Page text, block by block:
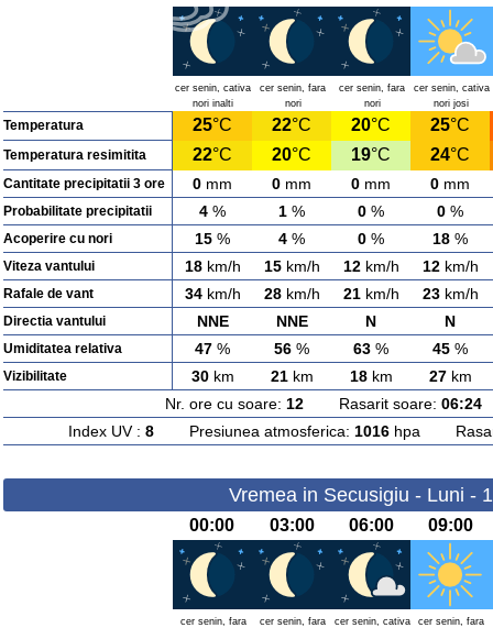
cer senin, cativa
nori inalti
cer senin, fara
nori
cer senin, fara
nori
cer senin, cativa
nori josi
Temperatura 25°C 22°C 20°C 25°C
Temperatura resimitita 22°C 20°C 19°C 24°C
Cantitate precipitatii 3 ore 0 mm 0 mm 0 mm 0 mm
Probabilitate precipitatii 4 % 1 % 0 % 0 %
Acoperire cu nori 15 % 4 % 0 % 18 %
Viteza vantului 18km/h 15km/h 12km/h 12km/h
Rafale de vant 34km/h 28km/h 21km/h 23km/h
Directia vantului NNE NNE N N
Umiditatea relativa 47 % 56 % 63 % 45 %
Vizibilitate 30km 21km 18km 27km
Nr. ore cu soare: 12Rasarit soare: 06:24
Index UV : 8Presiunea atmosferica: 1016hpa
Vremea in Secusigiu - Luni -
00:00 03:00 06:00 09:00
cer senin, fara
cer senin, fara
cer senin, cativa
cer senin, fara